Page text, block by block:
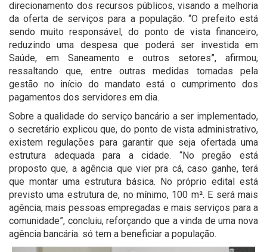
direcionamento dos recursos públicos, visando a melhoria
da oferta de serviços para a população. “O prefeito está
sendo muito responsável, do ponto de vista financeiro,
reduzindo uma despesa que poderá ser investida em
Saúde, em Saneamento e outros setores”, afirmou,
ressaltando que, entre outras medidas tomadas pela
gestão no início do mandato está o cumprimento dos
pagamentos dos servidores em dia.
Sobre a qualidade do serviço bancário a ser implementado,
o secretário explicou que, do ponto de vista administrativo,
existem regulações para garantir que seja ofertada uma
estrutura adequada para a cidade. “No pregão está
proposto que, a agência que vier pra cá, caso ganhe, terá
que montar uma estrutura básica. No próprio edital está
previsto uma estrutura de, no mínimo, 100 m². E será mais
agência, mais pessoas empregadas e mais serviços para a
comunidade”, concluiu, reforçando que a vinda de uma nova
agência bancária. só tem a beneficiar a população.